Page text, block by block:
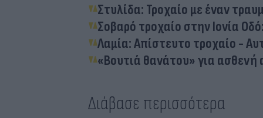
Στυλίδα: Τροχαίο με έναν
Σοβαρό τροχαίο στην Ιονία
Λαμία: Απίστευτο τροχαίο -
«Βουτιά θανάτου» για
Διάβασε περισσότερα